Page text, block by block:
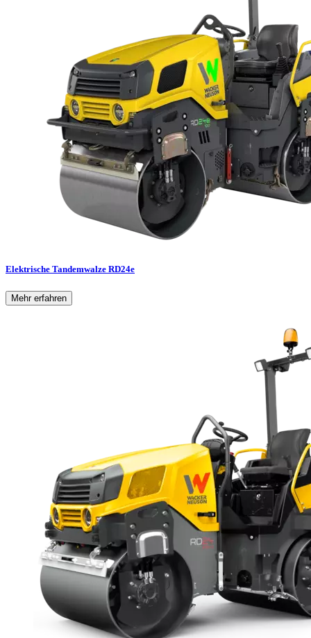
Elektrische Tandemwalze RD24e
Mehr erfahren